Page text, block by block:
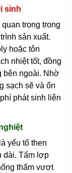
sinh
trọng trong
sản xuất.
hoặc tôn
nhiệt tốt, đồng
bên ngoài. Nhờ
sạch sẽ và ổn
phát sinh liên
yếu tố then
dài. Tấm lợp
thấm vượt